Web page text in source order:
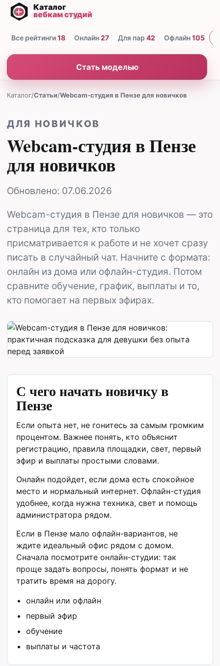
Все рейтинги18 Онлайн27 Для пар 42 Офлайн105
Стать моделью
Каталог/Статьи/Webcam-студия в Пензе для новичков
ДЛЯ НОВИЧКОВ
Webcam-студия в Пензе
для новичков
Обновлено: 07.06.2026
Webcam-студия в Пензе для новичков — это
страница для тех, кто только
присматривается к работе и не хочет сразу
писать в случайный чат. Начните с формата:
онлайн из дома или офлайн-студия. Потом
сравните обучение, график, выплаты и то,
кто помогает на первых эфирах.
С чего начать новичку в
Пензе
Если опыта нет, не гонитесь за самым громким
процентом. Важнее понять, кто объяснит
регистрацию, правила площадки, свет, первый
эфир и выплаты простыми словами.
Онлайн подойдет, если дома есть спокойное
место и нормальный интернет. Офлайн-студия
удобнее, когда нужна техника, свет и помощь
администратора рядом.
Если в Пензе мало офлайн-вариантов, не
ждите идеальный офис рядом с домом.
Сначала посмотрите онлайн-студии: так
проще задать вопросы, понять формат и не
тратить время на дорогу.
онлайн или офлайн
первый эфир
обучение
выплаты и частота